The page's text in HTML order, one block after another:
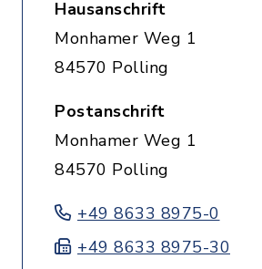
Hausanschrift
Monhamer Weg 1
84570 Polling
Postanschrift
Monhamer Weg 1
84570 Polling
+49 8633 8975-0
+49 8633 8975-30